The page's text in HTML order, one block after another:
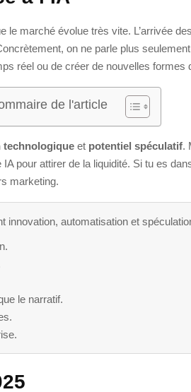
le marché évolue très vite. L’arrivée des
on ne parle plus
réel ou de créer de nouvelles formes
de l'article
technologique et potentiel spéculatif.
pour attirer de la liquidité. Si tu es
marketing.
innovation, automatisation et
le narratif.